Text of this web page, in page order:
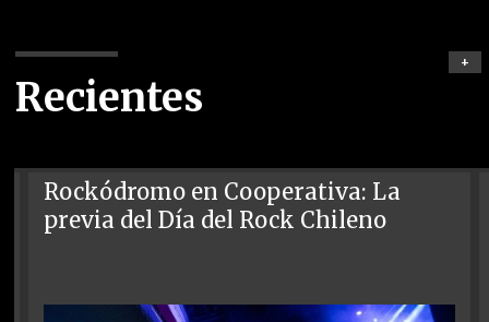
Recientes
+
Rockódromo en Cooperativa: La
previa del Día del Rock Chileno